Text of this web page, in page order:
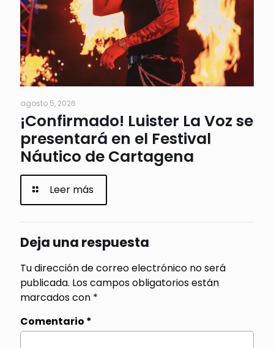
agosto 5, 2026
¡Confirmado! Luister La Voz se
presentará en el Festival
Náutico de Cartagena
Leer más
Deja una respuesta
Tu dirección de correo electrónico no será
publicada. Los campos obligatorios están
marcados con *
Comentario *